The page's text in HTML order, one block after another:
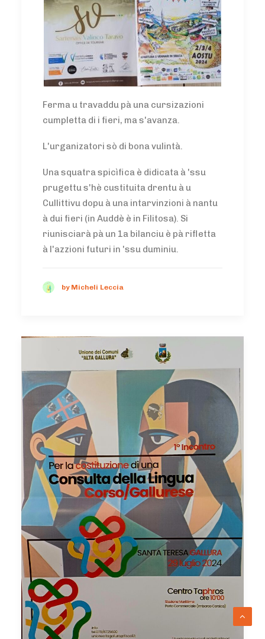
Ferma u travaddu pà una cursizazioni
cumpletta di i fieri, ma s'avanza.
L'urganizatori sò di bona vulintà.
Una squatra spicìfica è didicata à 'ssu
prugettu s'hè custituita drentu à u
Cullittivu dopu à una intarvinzioni à nantu
à dui fieri (in Auddè è in Filitosa). Si
riunisciarà pà un 1a bilanciu è pà rifletta
à l'azzioni futuri in 'ssu duminiu.
by Micheli Leccia